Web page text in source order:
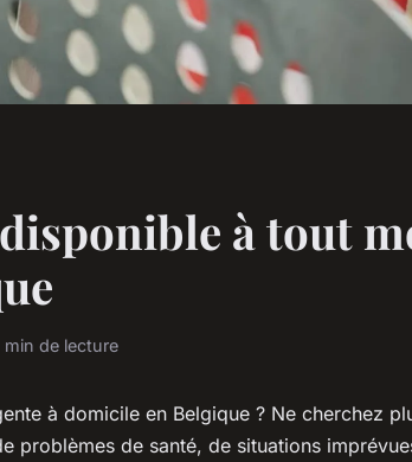
à tout
min de lecture
à domicile en Belgique ? Ne cherchez
problèmes de santé, de situations